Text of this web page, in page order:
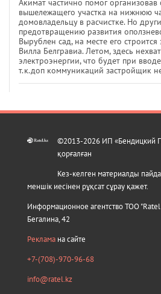
Акимат частично помог
вышележащего участка на нижнюю
домовладельцу в расчистке. Но
предотвращению развития
Вырублен сад, на месте его
Вилла Белгравиа. Летом, здесь
электроэнергии, что будет при
т.к.доп коммуникаций застройщик
©2013-2026 ИП «Бендицкий
қорғалған
Кез-келген материалды
меншік иесінен рұқсат сұрау қажет.
Информационное агентство ТОО "Ratel
Бегалина, 42
Реклама на сайте
+7-(708)-970-96-68
info@ratel.kz